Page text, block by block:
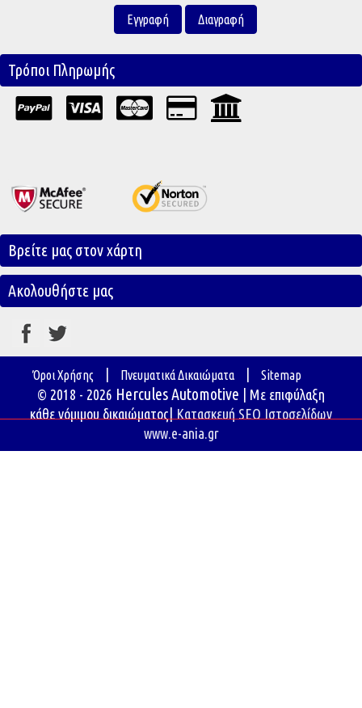
Τρόποι Πληρωμής
Βρείτε μας στον χάρτη
Ακολουθήστε μας
Όροι Χρήσης Πνευματικά Δικαιώματα Sitemap
© 2018 - 2026 Hercules Automotive | Με επιφύλαξη
κάθε νόμιμου δικαιώματος| Κατασκευή SEO Ιστοσελίδων
www.e-ania.gr